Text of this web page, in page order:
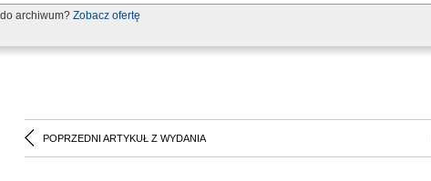
archiwum? Zobacz ofertę
POPRZEDNI ARTYKUŁ Z WYDANIA